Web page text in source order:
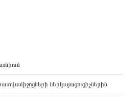
ներկայացուցիչներին